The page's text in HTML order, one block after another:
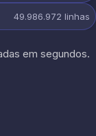
49.986.972 linhas
em segundos.